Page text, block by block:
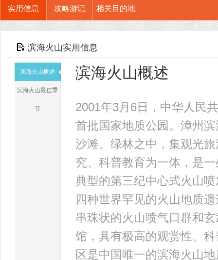
实用信息 攻略游记 相关目的地
滨海火山实用信息
滨海火山概述
滨海火山最佳季
节
滨海火山概述
2001年3月6日，中华人民
首批国家地质公园。漳州
沙滩、绿林之中，集观光
究、科普教育为一体，是
典型的第三纪中心式火山
四种世界罕见的火山地质
串珠状的火山喷气口群和
馆，具有极高的观赏性、
区是中国唯一的滨海火山